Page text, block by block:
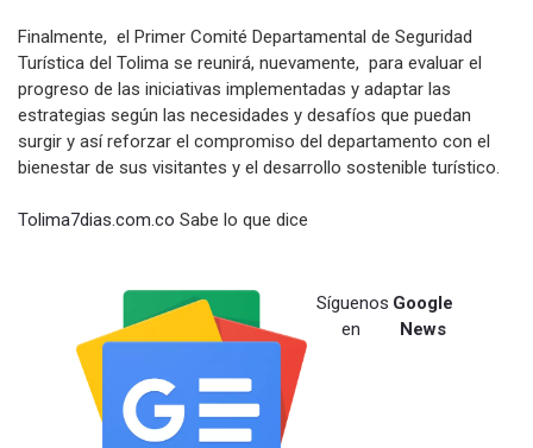
Finalmente, el Primer Comité Departamental de Seguridad
Turística del Tolima se reunirá, nuevamente, para evaluar el
progreso de las iniciativas implementadas y adaptar las
estrategias según las necesidades y desafíos que puedan
surgir y así reforzar el compromiso del departamento con el
bienestar de sus visitantes y el desarrollo sostenible turístico.
Tolima7dias.com.co Sabe lo que dice
Síguenos
en
Google
News